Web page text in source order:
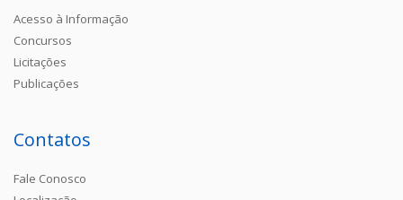
Acesso à Informação
Concursos
Licitações
Publicações
Contatos
Fale Conosco